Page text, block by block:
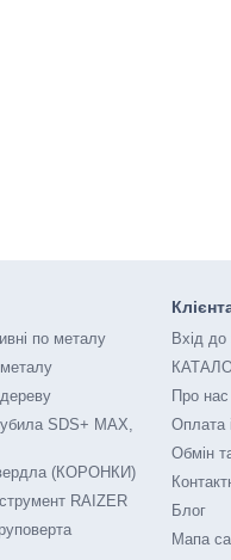
по металу
SDS+ MAX,
(КОРОНКИ)
RAIZER
Вхід до
Про нас
Оплата
Обмін
Блог
Мапа